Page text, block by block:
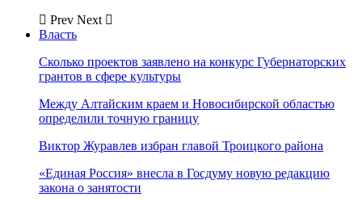
Prev Next
Власть
Сколько проектов заявлено на конкурс Губернаторских
грантов в сфере культуры
Между Алтайским краем и Новосибирской областью
определили точную границу
Виктор Журавлев избран главой Троицкого района
«Единая Россия» внесла в Госдуму новую редакцию
закона о занятости